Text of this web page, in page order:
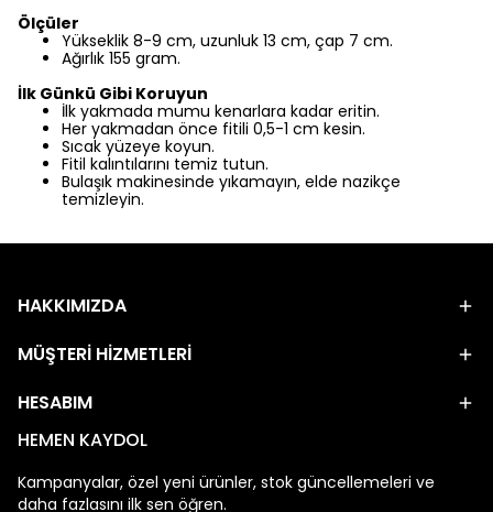
Ölçüler
Yükseklik 8-9 cm, uzunluk 13 cm, çap 7 cm.
Ağırlık 155 gram.
İlk Günkü Gibi Koruyun
İlk yakmada mumu kenarlara kadar eritin.
Her yakmadan önce fitili 0,5-1 cm kesin.
Sıcak yüzeye koyun.
Fitil kalıntılarını temiz tutun.
Bulaşık makinesinde yıkamayın, elde nazikçe
temizleyin.
HAKKIMIZDA
MÜŞTERİ HİZMETLERİ
HESABIM
HEMEN KAYDOL
Kampanyalar, özel yeni ürünler, stok güncellemeleri ve
daha fazlasını ilk sen öğren.